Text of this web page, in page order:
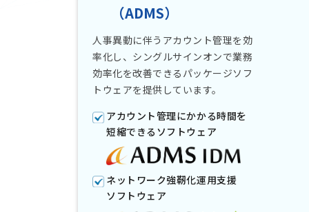
（ADMS）
人事異動に伴うアカウント管理を効
率化し、シングルサインオンで業務
効率化を改善できるパッケージソフ
トウェアを提供しています。
アカウント管理にかかる時間を
短縮できるソフトウェア
ネットワーク強靭化運用支援
ソフトウェア